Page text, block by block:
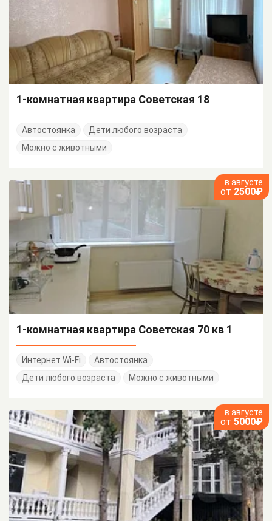
1-комнатная квартира Советская 18
Автостоянка
Дети любого возраста
Можно с животными
в августе
от 2500₽
1-комнатная квартира Советская 70 кв 1
Интернет Wi-Fi
Автостоянка
Дети любого возраста
Можно с животными
в августе
от 5000₽